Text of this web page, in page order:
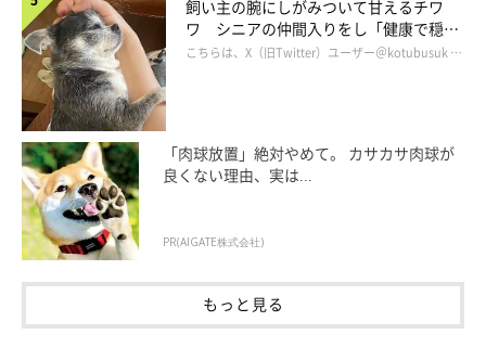
ほかにも、「ポメくんに見守られていた」エ
ピソードが
飼い主の腕にしがみついて甘えるチワ
ワ シニアの仲間入りをし「健康で穏や
かな暮らしが続いてほしい」と願う
こちらは、X（旧Twitter）ユーザー＠kotubusuk …
「肉球放置」絶対やめて。 カサカサ肉球が
良くない理由、実は...
PR(AIGATE株式会社)
もっと見る